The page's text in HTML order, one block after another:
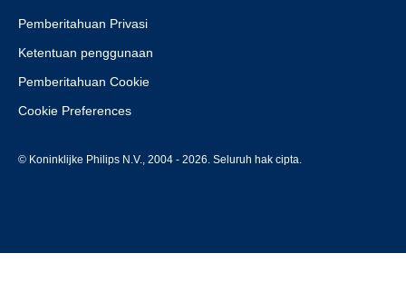
Pemberitahuan Privasi
Ketentuan penggunaan
Pemberitahuan Cookie
Cookie Preferences
© Koninklijke Philips N.V., 2004 - 2026. Seluruh hak cipta.